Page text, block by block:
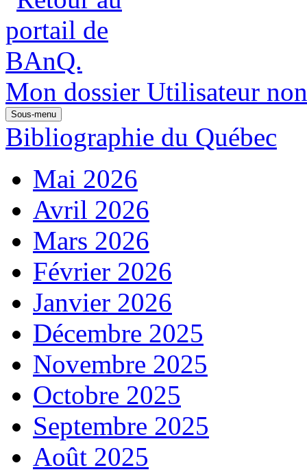
Mon dossier Utilisateur
Sous-menu
Bibliographie du Québec
Mai 2026
Avril 2026
Mars 2026
Février 2026
Janvier 2026
Décembre 2025
Novembre 2025
Octobre 2025
Septembre 2025
Août 2025